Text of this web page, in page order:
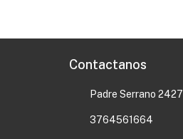
Contactanos
Padre Serrano 2427
3764561664